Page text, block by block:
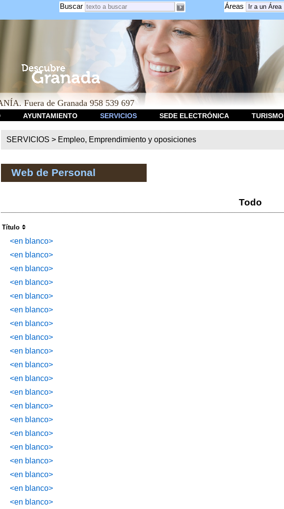
Áreas
Buscar
Fuera de Granada 958 539 697
AYUNTAMIENTO SERVICIOS SEDE ELECTRÓNICA TURISMO
SERVICIOS > Empleo, Emprendimiento y oposiciones
Web de Personal
Todo
Título
<en blanco>
<en blanco>
<en blanco>
<en blanco>
<en blanco>
<en blanco>
<en blanco>
<en blanco>
<en blanco>
<en blanco>
<en blanco>
<en blanco>
<en blanco>
<en blanco>
<en blanco>
<en blanco>
<en blanco>
<en blanco>
<en blanco>
<en blanco>